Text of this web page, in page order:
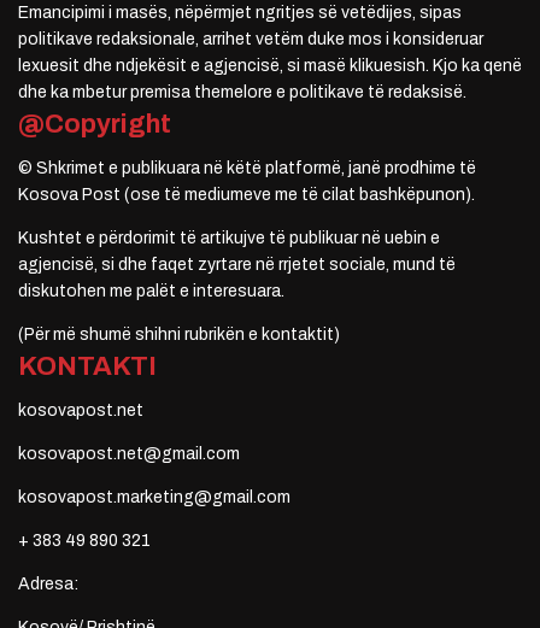
Emancipimi i masës, nëpërmjet ngritjes së vetëdijes, sipas
politikave redaksionale, arrihet vetëm duke mos i konsideruar
lexuesit dhe ndjekësit e agjencisë, si masë klikuesish. Kjo ka qenë
dhe ka mbetur premisa themelore e politikave të redaksisë.
@Copyright
© Shkrimet e publikuara në këtë platformë, janë prodhime të
Kosova Post (ose të mediumeve me të cilat bashkëpunon).
Kushtet e përdorimit të artikujve të publikuar në uebin e
agjencisë, si dhe faqet zyrtare në rrjetet sociale, mund të
diskutohen me palët e interesuara.
(Për më shumë shihni rubrikën e kontaktit)
KONTAKTI
kosovapost.net
kosovapost.net@gmail.com
kosovapost.marketing@gmail.com
+ 383 49 890 321
Adresa: